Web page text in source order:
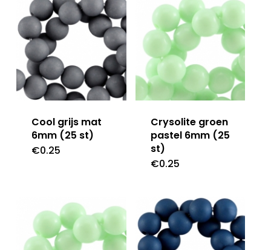
Cool grijs mat
6mm (25 st)
€0.25
Crysolite groen
pastel 6mm (25
st)
€0.25